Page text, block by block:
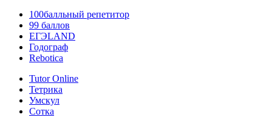
100балльный репетитор
99 баллов
ЕГЭLAND
Годограф
Rebotica
Tutor Online
Тетрика
Умскул
Сотка